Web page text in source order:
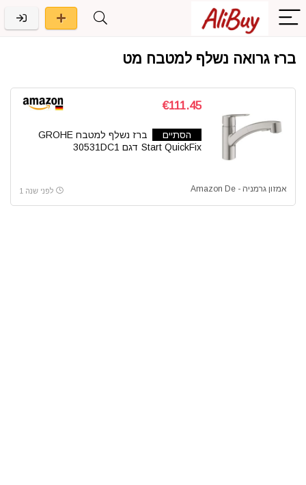
ברז גרואה נשלף למטבח מט
€111.45
הסתיים
ברז נשלף למטבח GROHE
Start QuickFix דגם 30531DC1
אמזון גרמניה - Amazon De לפני שנה 1